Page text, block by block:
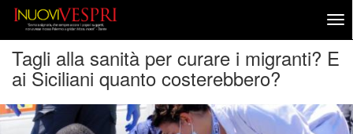
Tagli alla sanità per curare i migranti? E
ai Siciliani quanto costerebbero?